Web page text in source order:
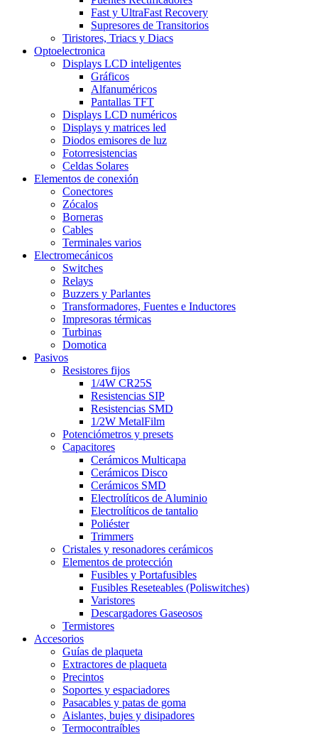
Fast y UltraFast Recovery
Supresores de Transitorios
Tiristores, Triacs y Diacs
Optoelectronica
Displays LCD inteligentes
Gráficos
Alfanuméricos
Pantallas TFT
Displays LCD numéricos
Displays y matrices led
Diodos emisores de luz
Fotorresistencias
Celdas Solares
Elementos de conexión
Conectores
Zócalos
Borneras
Cables
Terminales varios
Electromecánicos
Switches
Relays
Buzzers y Parlantes
Transformadores, Fuentes e Inductores
Impresoras térmicas
Turbinas
Domotica
Pasivos
Resistores fijos
1/4W CR25S
Resistencias SIP
Resistencias SMD
1/2W MetalFilm
Potenciómetros y presets
Capacitores
Cerámicos Multicapa
Cerámicos Disco
Cerámicos SMD
Electrolíticos de Aluminio
Electrolíticos de tantalio
Poliéster
Trimmers
Cristales y resonadores cerámicos
Elementos de protección
Fusibles y Portafusibles
Fusibles Reseteables (Poliswitches)
Varistores
Descargadores Gaseosos
Termistores
Accesorios
Guías de plaqueta
Extractores de plaqueta
Precintos
Soportes y espaciadores
Pasacables y patas de goma
Aislantes, bujes y disipadores
Termocontraíbles